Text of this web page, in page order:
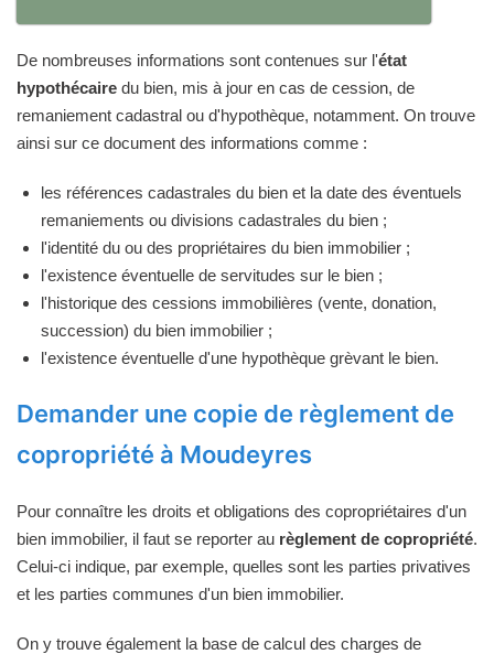
De nombreuses informations sont contenues sur l'état
hypothécaire du bien, mis à jour en cas de cession, de
remaniement cadastral ou d'hypothèque, notamment. On trouve
ainsi sur ce document des informations comme :
les références cadastrales du bien et la date des éventuels
remaniements ou divisions cadastrales du bien ;
l'identité du ou des propriétaires du bien immobilier ;
l'existence éventuelle de servitudes sur le bien ;
l'historique des cessions immobilières (vente, donation,
succession) du bien immobilier ;
l'existence éventuelle d'une hypothèque grèvant le bien.
Demander une copie de règlement de
copropriété à Moudeyres
Pour connaître les droits et obligations des copropriétaires d'un
bien immobilier, il faut se reporter au règlement de copropriété.
Celui-ci indique, par exemple, quelles sont les parties privatives
et les parties communes d'un bien immobilier.
On y trouve également la base de calcul des charges de